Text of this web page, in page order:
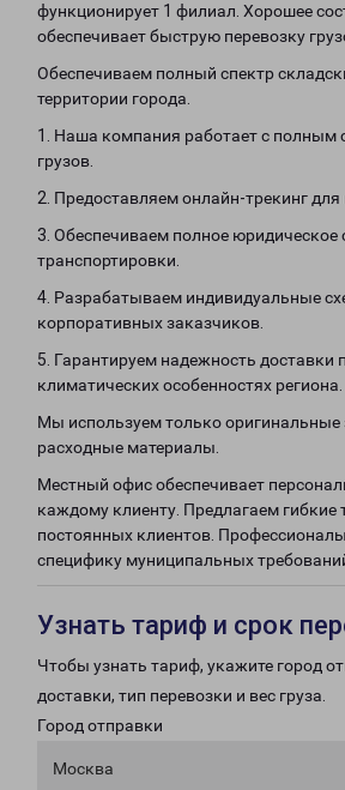
функционирует 1 филиал. Хорошее
обеспечивает быструю перевозку
Обеспечиваем полный спектр
территории города.
1. Наша компания работает с полным
грузов.
2. Предоставляем онлайн-трекинг для
3. Обеспечиваем полное юридическое
транспортировки.
4. Разрабатываем индивидуальные
корпоративных заказчиков.
5. Гарантируем надежность доставки
климатических особенностях региона.
Мы используем только оригинальные
расходные материалы.
Местный офис обеспечивает
каждому клиенту. Предлагаем гибкие
постоянных клиентов.
специфику муниципальных
Узнать тариф и срок
Чтобы узнать тариф, укажите город
доставки, тип перевозки и вес груза.
Город отправки
Москва